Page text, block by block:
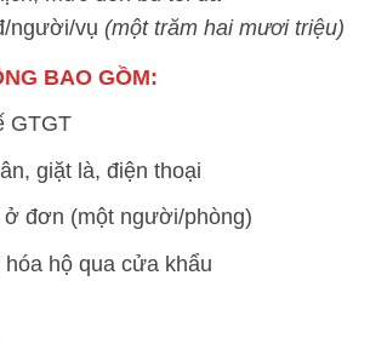
người/vụ (một trăm hai mươi triệu)
BAO GỒM:
GTGT
giặt là, điện thoại
ở đơn (một người/phòng)
hộ qua cửa khẩu